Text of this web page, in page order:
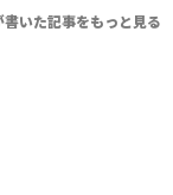
書いた記事をもっと見る